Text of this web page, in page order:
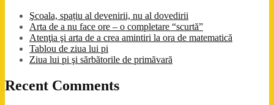
Şcoala, spațiu al devenirii, nu al dovedirii
Arta de a nu face ore – o completare “scurtă”
Atenţia şi arta de a crea amintiri la ora de matematică
Tablou de ziua lui pi
Ziua lui pi şi sărbătorile de primăvară
Recent Comments